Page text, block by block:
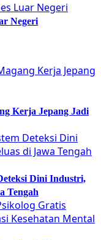
Negeri
Kerja Jepang Jadi
Dini Industri,
Tengah